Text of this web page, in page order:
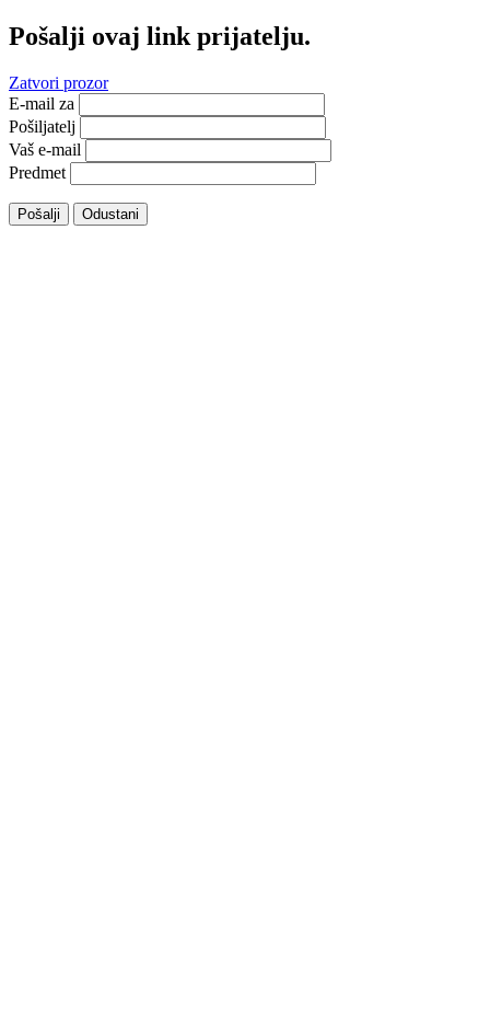
Pošalji ovaj link prijatelju.
Zatvori prozor
E-mail za
Pošiljatelj
Vaš e-mail
Predmet
Pošalji Odustani